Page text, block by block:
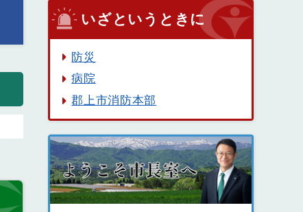
いざというときに
防災
病院
郡上市消防本部